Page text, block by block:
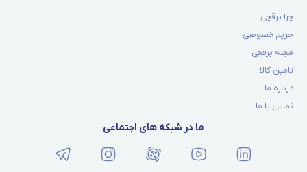
چرا برقچی
حریم خصوصی
مجله برقچی
تامین کالا
درباره ما
تماس با ما
ما در شبکه های اجتماعی